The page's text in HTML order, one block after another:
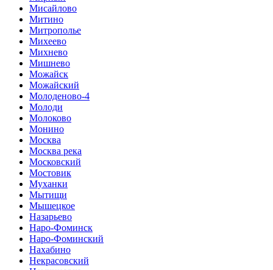
Мисайлово
Митино
Митрополье
Михеево
Михнево
Мишнево
Можайск
Можайский
Молоденово-4
Молоди
Молоково
Монино
Москва
Москва река
Московский
Мостовик
Муханки
Мытищи
Мышецкое
Назарьево
Наро-Фоминск
Наро-Фоминский
Нахабино
Некрасовский